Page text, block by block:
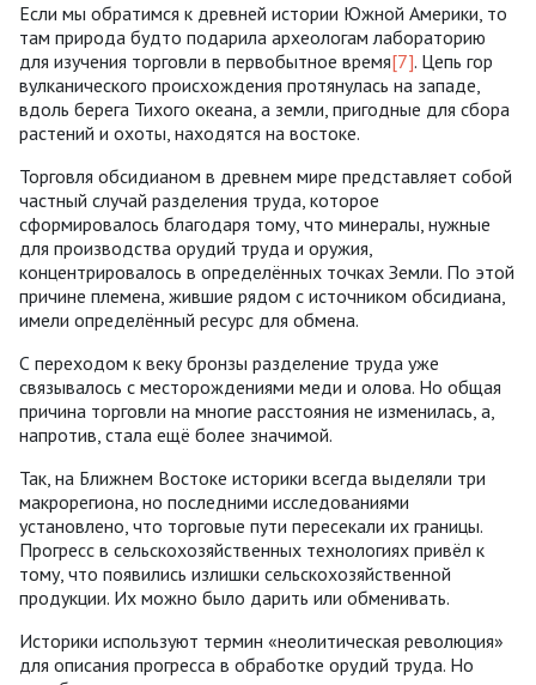
Если мы обратимся к древней истории Южной Америки, то
там природа будто подарила археологам лабораторию
для изучения торговли в первобытное время[7]. Цепь гор
вулканического происхождения протянулась на западе,
вдоль берега Тихого океана, а земли, пригодные для сбора
растений и охоты, находятся на востоке.
Торговля обсидианом в древнем мире представляет собой
частный случай разделения труда, которое
сформировалось благодаря тому, что минералы, нужные
для производства орудий труда и оружия,
концентрировалось в определённых точках Земли. По этой
причине племена, жившие рядом с источником обсидиана,
имели определённый ресурс для обмена.
С переходом к веку бронзы разделение труда уже
связывалось с месторождениями меди и олова. Но общая
причина торговли на многие расстояния не изменилась, а,
напротив, стала ещё более значимой.
Так, на Ближнем Востоке историки всегда выделяли три
макрорегиона, но последними исследованиями
установлено, что торговые пути пересекали их границы.
Прогресс в сельскохозяйственных технологиях привёл к
тому, что появились излишки сельскохозяйственной
продукции. Их можно было дарить или обменивать.
Историки используют термин «неолитическая революция»
для описания прогресса в обработке орудий труда. Но